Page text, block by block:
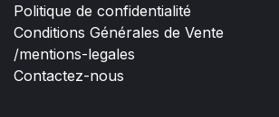
Politique de confidentialité
Conditions Générales de Vente
/mentions-legales
Contactez-nous